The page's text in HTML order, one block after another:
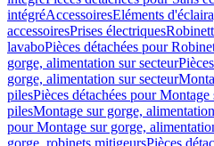
intégréAccessoiresEléments
accessoiresPrises électriques
lavaboPièces détachées pour
gorge, alimentation sur secteur
gorge, alimentation sur secteur
pilesPièces détachées pour
pilesMontage sur gorge,
pour Montage sur gorge,
gorge, robinets mitigeursPièces